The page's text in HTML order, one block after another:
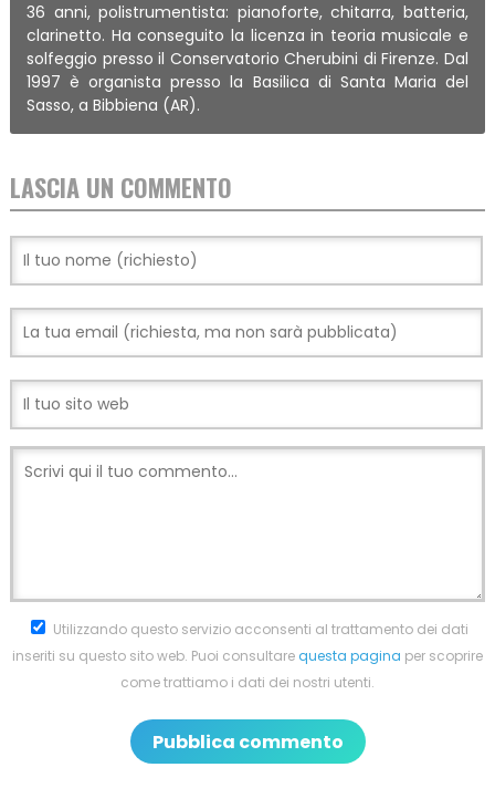
36 anni, polistrumentista: pianoforte, chitarra, batteria,
clarinetto. Ha conseguito la licenza in teoria musicale e
solfeggio presso il Conservatorio Cherubini di Firenze. Dal
1997 è organista presso la Basilica di Santa Maria del
Sasso, a Bibbiena (AR).
LASCIA UN COMMENTO
Utilizzando questo servizio acconsenti al trattamento dei dati
inseriti su questo sito web. Puoi consultarequesta pagina per scoprire
come trattiamo i dati dei nostri utenti.